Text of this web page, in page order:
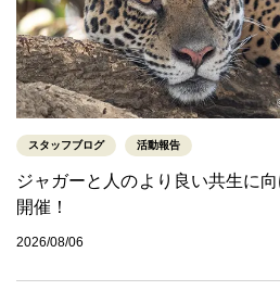
スタッフブログ 活動報告
ジャガーと人のより良い共生に
開催！
2026/08/06